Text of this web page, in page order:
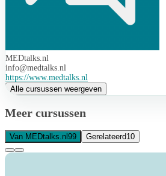
MEDtalks.nl
info@medtalks.nl
https://www.medtalks.nl
Alle cursussen weergeven
Meer cursussen
Van MEDtalks.nl 99 Gerelateerd10